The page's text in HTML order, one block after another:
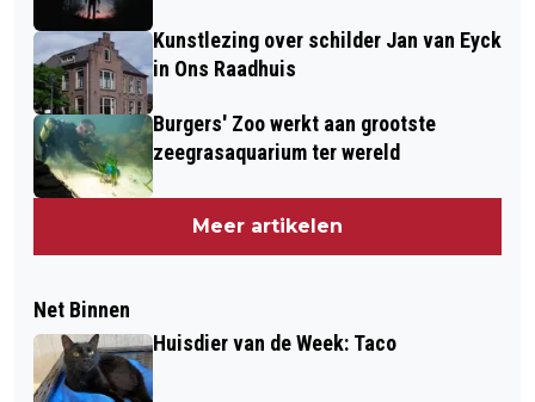
Kunstlezing over schilder Jan van Eyck
in Ons Raadhuis
Burgers' Zoo werkt aan grootste
zeegrasaquarium ter wereld
Meer artikelen
Net Binnen
Huisdier van de Week: Taco